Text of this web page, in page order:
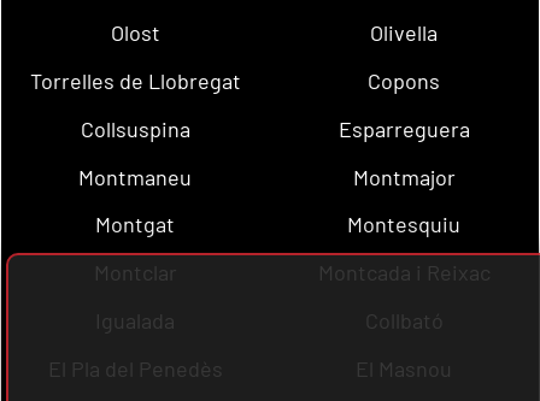
Olost
Olivella
Torrelles de Llobregat
Copons
Collsuspina
Esparreguera
Montmaneu
Montmajor
Montgat
Montesquiu
Montclar
Montcada i Reixac
Igualada
Collbató
El Pla del Penedès
El Masnou